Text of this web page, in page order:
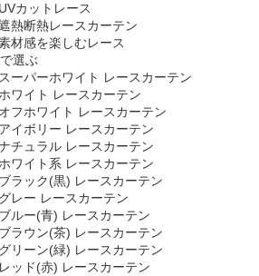
UVカットレース
熱断熱レースカーテン
材感を楽しむレース
選ぶ
スーパーホワイト レースカーテン
ワイト レースカーテン
オフホワイト レースカーテン
アイボリー レースカーテン
チュラル レースカーテン
ワイト系 レースカーテン
ブラック(黒) レースカーテン
グレー レースカーテン
ブルー(青) レースカーテン
ブラウン(茶) レースカーテン
グリーン(緑) レースカーテン
レッド(赤) レースカーテン